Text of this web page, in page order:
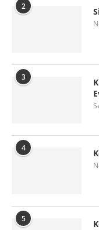
2
3
4
5